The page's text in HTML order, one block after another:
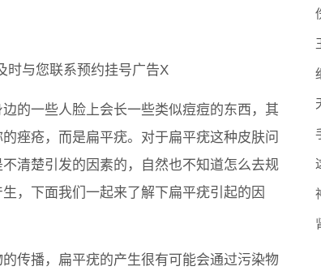
时与您联系预约挂号广告X
的一些人脸上会长一些类似痘痘的东西，其
痤疮，而是扁平疣。对于扁平疣这种皮肤问
清楚引发的因素的，自然也不知道怎么去规
，下面我们一起来了解下扁平疣引起的因
传播，扁平疣的产生很有可能会通过污染物